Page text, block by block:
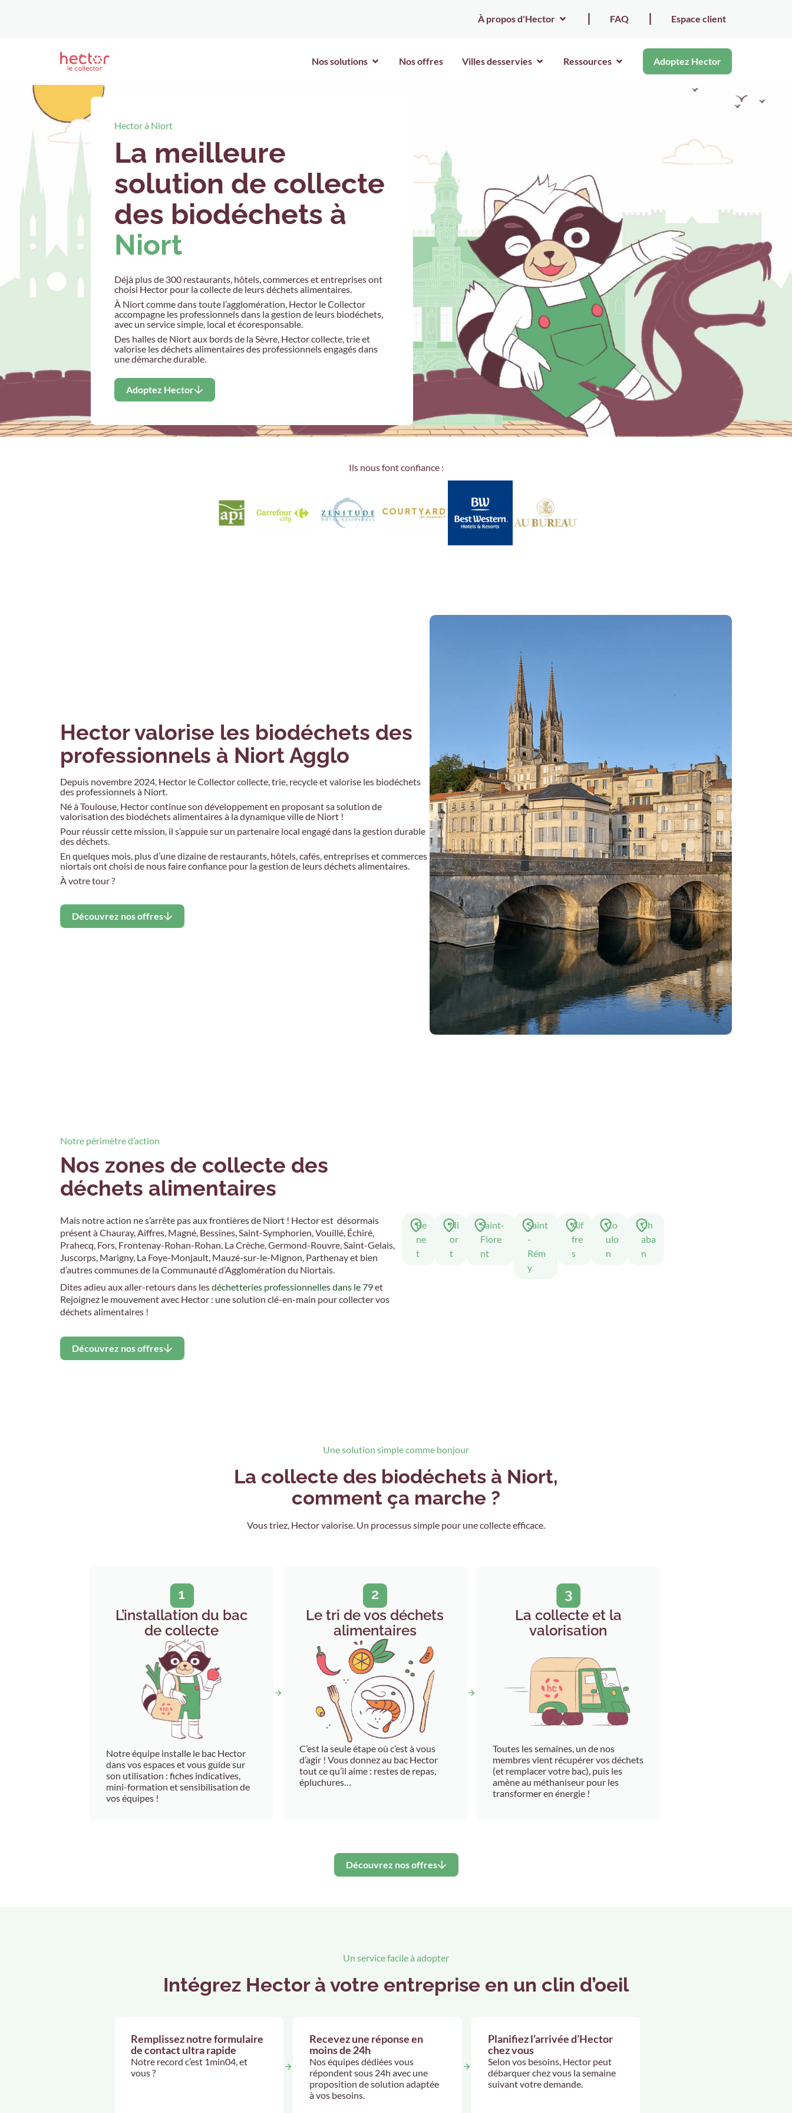
À propos d'Hector FAQ Espace client
Nos solutions Nos offres Villes desservies Ressources Adoptez Hector
Hector à Niort
La meilleure
solution de collecte
des biodéchets à
Niort
Déjà plus de 300 restaurants, hôtels, commerces et entreprises ont
choisi Hector pour la collecte de leurs déchets alimentaires.
À Niort comme dans toute l’agglomération, Hector le Collector
accompagne les professionnels dans la gestion de leurs biodéchets,
avec un service simple, local et écoresponsable.
Des halles de Niort aux bords de la Sèvre, Hector collecte, trie et
valorise les déchets alimentaires des professionnels engagés dans
une démarche durable.
Adoptez Hector
Ils nous font confiance :
Hector valorise les biodéchets des
professionnels à Niort Agglo
Depuis novembre 2024, Hector le Collector collecte, trie, recycle et valorise les biodéchets
des professionnels à Niort.
Né à Toulouse, Hector continue son développement en proposant sa solution de
valorisation des biodéchets alimentaires à la dynamique ville de Niort !
Pour réussir cette mission, il s’appuie sur un partenaire local engagé dans la gestion durable
des déchets.
En quelques mois, plus d’une dizaine de restaurants, hôtels, cafés, entreprises et commerces
niortais ont choisi de nous faire confiance pour la gestion de leurs déchets alimentaires.
À votre tour ?
Découvrez nos offres
Notre périmètre d’action
Nos zones de collecte des
déchets alimentaires
Mais notre action ne s’arrête pas aux frontières de Niort ! Hector est désormais
présent à Chauray, Aiffres, Magné, Bessines, Saint-Symphorien, Vouillé, Échiré,
Prahecq, Fors, Frontenay-Rohan-Rohan, La Crèche, Germond-Rouvre, Saint-Gelais,
Juscorps, Marigny, La Foye-Monjault, Mauzé-sur-le-Mignon, Parthenay et bien
d’autres communes de la Communauté d’Agglomération du Niortais.
Dites adieu aux aller-retours dans lesdéchetteries professionnelles dans le 79et
Rejoignez le mouvement avec Hector : une solution clé-en-main pour collecter vos
déchets alimentaires !
Découvrez nos offres
Be
ne
t
Ni
or
t
Saint-
Flore
nt
Saint
-
Rém
y
Aif
fre
s
Co
ulo
n
Ch
aba
n
Une solution simple comme bonjour
La collecte des biodéchets à Niort,
comment ça marche ?
Vous triez, Hector valorise. Un processus simple pour une collecte efficace.
L’installation du bac
de collecte
Notre équipe installe le bac Hector
dans vos espaces et vous guide sur
son utilisation : fiches indicatives,
mini-formation et sensibilisation de
vos équipes !
Le tri de vos déchets
alimentaires
C’est la seule étape où c’est à vous
d’agir ! Vous donnez au bac Hector
tout ce qu’il aime : restes de repas,
épluchures…
La collecte et la
valorisation
Toutes les semaines, un de nos
membres vient récupérer vos déchets
(et remplacer votre bac), puis les
amène au méthaniseur pour les
transformer en énergie !
Découvrez nos offres
Un service facile à adopter
Intégrez Hector à votre entreprise en un clin d’oeil
Remplissez notre formulaire
de contact ultra rapide
Notre record c’est 1min04, et
vous ?
Recevez une réponse en
moins de 24h
Nos équipes dédiées vous
répondent sous 24h avec une
proposition de solution adaptée
à vos besoins.
Planifiez l’arrivée d’Hector
chez vous
Selon vos besoins, Hector peut
débarquer chez vous la semaine
suivant votre demande.